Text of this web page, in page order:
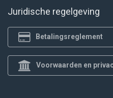
Juridische regelgeving
Betalingsreglement